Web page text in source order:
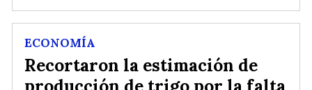
Recortaron la estimación de
ECONOMÍA